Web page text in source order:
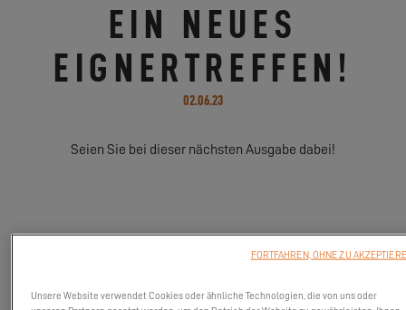
EIN NEUES
EIGNERTREFFEN!
02.06.23
Seien Sie bei dieser nächsten Ausgabe dabei!
Unsere Website verwendet Cookies oder ähnliche Technologien, die von uns oder
FORTFAHREN, OHNE ZU